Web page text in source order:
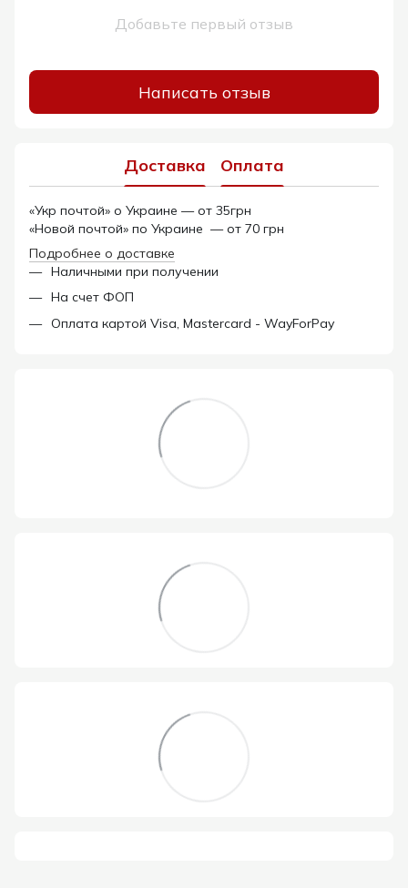
Добавьте первый отзыв
Написать отзыв
Доставка Оплата
«Укр почтой» о Украине — от 35грн
«Новой почтой» по Украине — от 70 грн
Подробнее о доставке
Наличными при получении
На счет ФОП
Оплата картой Visa, Mastercard - WayForPay